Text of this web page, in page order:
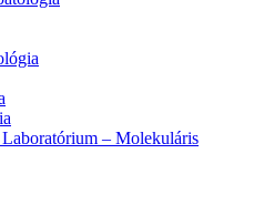
– Molekuláris